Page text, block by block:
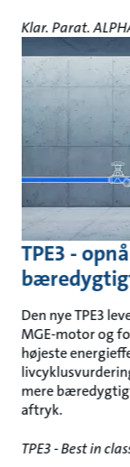
Klar. Parat.
TPE3 -
Den nye TPE3
MGE-motor og
højeste
mere
aftryk.
TPE3 - Best in